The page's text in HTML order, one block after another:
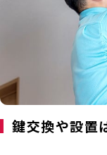
鍵交換や設置